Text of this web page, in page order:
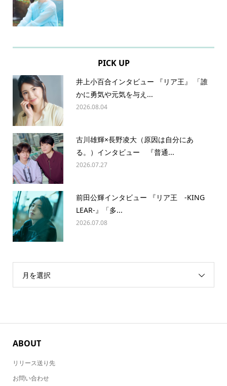
PICK UP
井上小百合インタビュー 『リア王』 「誰
かに勇気や元気を与え...
2026.08.04
古川雄輝×長野凌大（原因は自分にあ
る。）インタビュー 『普通...
2026.07.27
前田公輝インタビュー 『リア王 -KING
LEAR-』「多...
2026.07.08
月を選択
ABOUT
リリース送り先
お問い合わせ